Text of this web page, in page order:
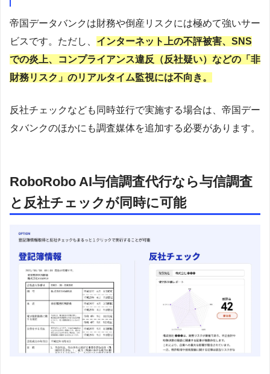
帝国データバンクは財務や倒産リスクには極めて強いサー
ビスです。ただし、 インターネット上の不評被害、SNS
での炎上、コンプライアンス違反（反社疑い）などの「非
財務リスク」のリアルタイム監視には不向き。
反社チェックなども同時並行で実施する場合は、帝国デー
タバンクのほかにも調査媒体を追加する必要があります。
RoboRobo AI与信調査代行なら与信調査
と反社チェックが同時に可能